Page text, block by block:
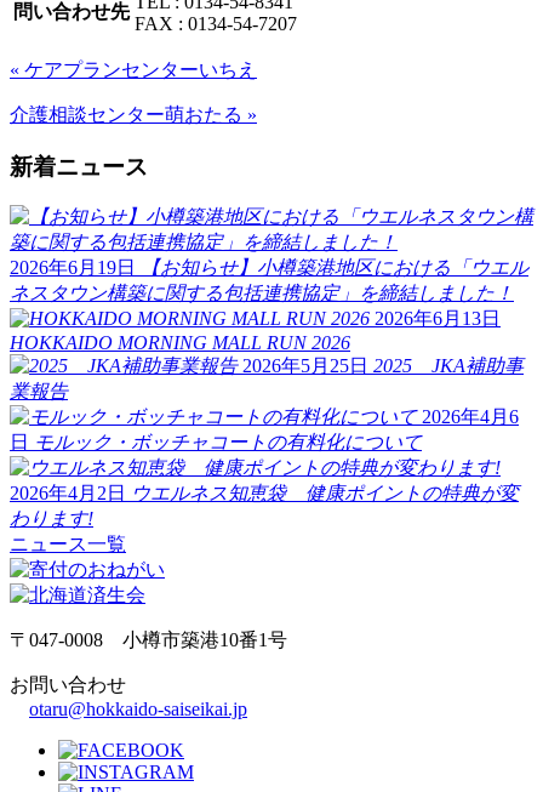
問い合わせ先
FAX : 0134-54-7207
« ケアプランセンターいちえ
介護相談センター萌おたる »
新着ニュース
2026年6月19日
【お知らせ】小樽築港地区における「ウエル
ネスタウン構築に関する包括連携協定」を締結しました！
2026年6月13日
HOKKAIDO MORNING MALL RUN 2026
2026年5月25日 2025 JKA補助事
業報告
2026年4月6
日 モルック・ボッチャコートの有料化について
2026年4月2日
ウエルネス知恵袋 健康ポイントの特典が変
わります!
ニュース一覧
〒047-0008 小樽市築港10番1号
お問い合わせ
otaru@hokkaido-saiseikai.jp